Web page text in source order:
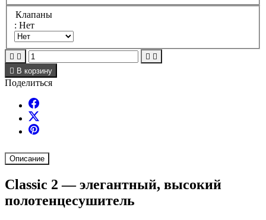
Клапаны
: Нет
   
 В корзину
Поделиться
Описание
Classic 2 — элегантный, высокий
полотенцесушитель